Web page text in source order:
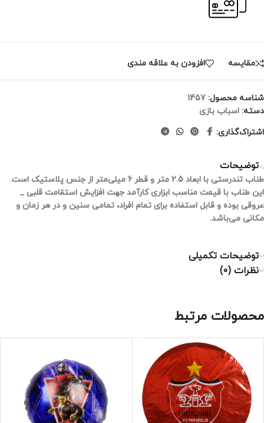
مقايسه افزودن به علاقه مندی
شناسه محصول: 1457
دسته: اسباب بازی
اشتراک‌گذاری:
توضیحات
طناب تندرستی با ابعاد 2.5 متر و قطر 6 میلی‌متر از جنس پلاستیک است.
این طناب با قیمت مناسب ابزاری کارآمد جهت افزایش استقامت قلبی _
عروقی بوده و قابل استفاده برای تمام افراد، تمامی سنین و در هر زمان و
مکانی می‌باشد.
توضیحات تکمیلی
نظرات (0)
محصولات مرتبط